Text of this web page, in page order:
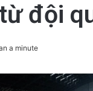
đội
a minute